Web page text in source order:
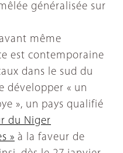
généralisée sur
même
est contemporaine
dans le sud du
développer « un
», un pays qualifié
du Niger
» à la faveur de